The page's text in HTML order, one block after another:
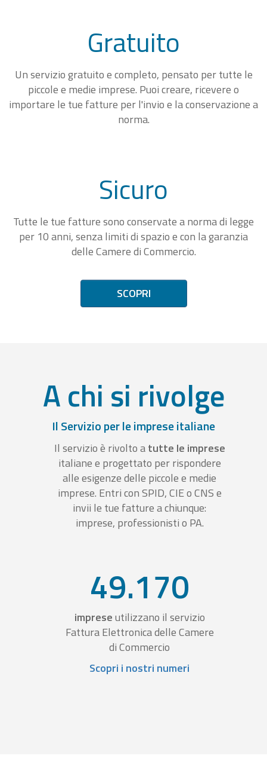
Gratuito
Un servizio gratuito e completo, pensato per tutte le
piccole e medie imprese. Puoi creare, ricevere o
importare le tue fatture per l'invio e la conservazione a
norma.
Sicuro
Tutte le tue fatture sono conservate a norma di legge
per 10 anni, senza limiti di spazio e con la garanzia
delle Camere di Commercio.
SCOPRI
A chi si rivolge
Il Servizio per le imprese italiane
Il servizio è rivolto atutte le imprese
italiane e progettato per rispondere
alle esigenze delle piccole e medie
imprese. Entri con SPID, CIE o CNS e
invii le tue fatture a chiunque:
imprese, professionisti o PA.
49.170
impreseutilizzano il servizio
Fattura Elettronica delle Camere
di Commercio
Scopri i nostri numeri